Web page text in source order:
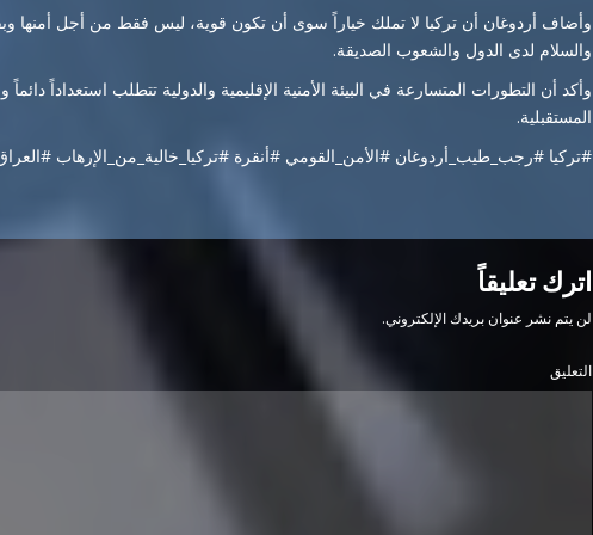
وأضاف أردوغان أن تركيا لا تملك خياراً سوى أن تكون قوية، ليس فقط من أجل أمنها
والسلام لدى الدول والشعوب الصديقة.
وأكد أن التطورات المتسارعة في البيئة الأمنية الإقليمية والدولية تتطلب استعداداً دائماً
المستقبلية.
#تركيا #رجب_طيب_أردوغان #الأمن_القومي #أنقرة #تركيا_خالية_من_الإرهاب
اترك تعليقاً
لن يتم نشر عنوان بريدك الإلكتروني.
التعليق